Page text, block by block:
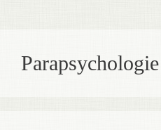
Parapsychologie